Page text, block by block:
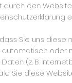
den
Sie uns diese
oder
(z. B.
Sie diese